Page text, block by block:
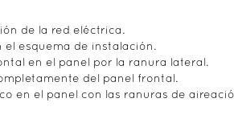
de la red eléctrica.
esquema de instalación.
en el panel por la ranura lateral.
del panel frontal.
en el panel con las ranuras de